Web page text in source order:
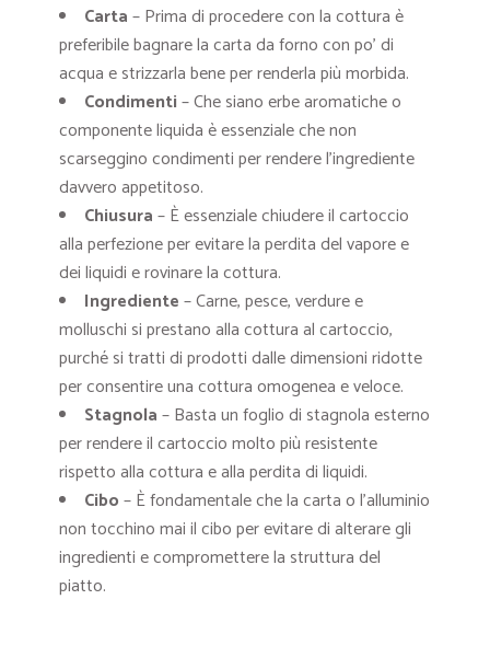
Carta– Prima di procedere con la cottura è
preferibile bagnare la carta da forno con po’ di
acqua e strizzarla bene per renderla più morbida.
Condimenti– Che siano erbe aromatiche o
componente liquida è essenziale che non
scarseggino condimenti per rendere l’ingrediente
davvero appetitoso.
Chiusura– È essenziale chiudere il cartoccio
alla perfezione per evitare la perdita del vapore e
dei liquidi e rovinare la cottura.
Ingrediente– Carne, pesce, verdure e
molluschi si prestano alla cottura al cartoccio,
purché si tratti di prodotti dalle dimensioni ridotte
per consentire una cottura omogenea e veloce.
Stagnola– Basta un foglio di stagnola esterno
per rendere il cartoccio molto più resistente
rispetto alla cottura e alla perdita di liquidi.
Cibo– È fondamentale che la carta o l’alluminio
non tocchino mai il cibo per evitare di alterare gli
ingredienti e compromettere la struttura del
piatto.